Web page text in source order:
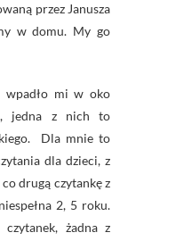
przez Janusza
w domu. My go
mi w oko
jedna z nich to
Dla mnie to
dla dzieci, z
co drugą czytankę z
2, 5 roku.
żadna z